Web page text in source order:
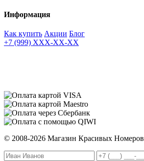
Информация
Как купить Акции Блог
+7 (999) XXX-XX-XX
© 2008-2026 Магазин Красивых Номеров